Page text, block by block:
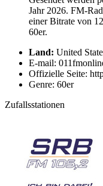
Jahr 2026. FM-
einer Bitrate von
60er.
Land: United
E-mail:
Offizielle Seite:
Genre: 60er
Zufallsstationen